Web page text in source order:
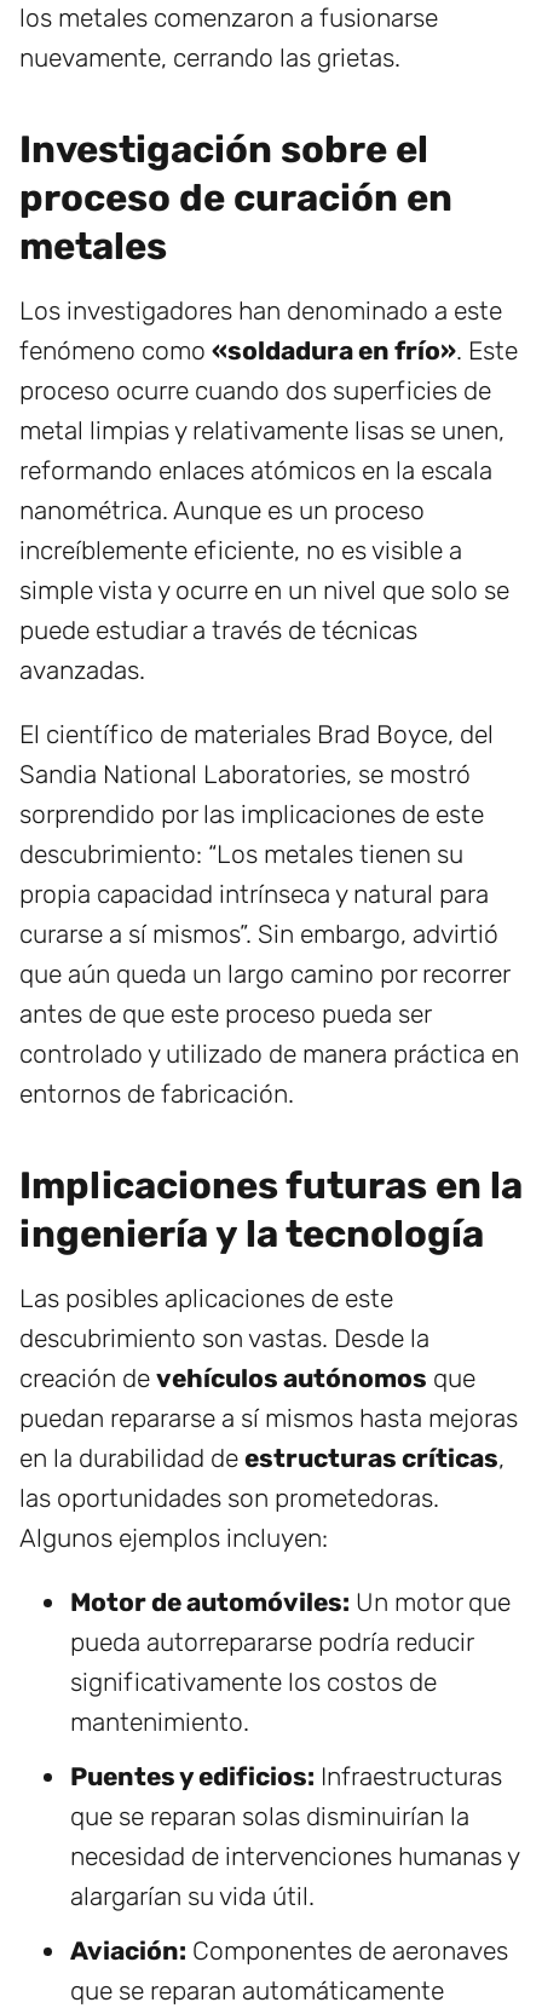
los metales comenzaron a fusionarse
nuevamente, cerrando las grietas.
Investigación sobre el
proceso de curación en
metales
Los investigadores han denominado a este
fenómeno como «soldadura en frío». Este
proceso ocurre cuando dos superficies de
metal limpias y relativamente lisas se unen,
reformando enlaces atómicos en la escala
nanométrica. Aunque es un proceso
increíblemente eficiente, no es visible a
simple vista y ocurre en un nivel que solo se
puede estudiar a través de técnicas
avanzadas.
El científico de materiales Brad Boyce, del
Sandia National Laboratories, se mostró
sorprendido por las implicaciones de este
descubrimiento: “Los metales tienen su
propia capacidad intrínseca y natural para
curarse a sí mismos”. Sin embargo, advirtió
que aún queda un largo camino por recorrer
antes de que este proceso pueda ser
controlado y utilizado de manera práctica en
entornos de fabricación.
Implicaciones futuras en la
ingeniería y la tecnología
Las posibles aplicaciones de este
descubrimiento son vastas. Desde la
creación de vehículos autónomos que
puedan repararse a sí mismos hasta mejoras
en la durabilidad de estructuras críticas,
las oportunidades son prometedoras.
Algunos ejemplos incluyen:
Motor de automóviles: Un motor que
pueda autorrepararse podría reducir
significativamente los costos de
mantenimiento.
Puentes y edificios: Infraestructuras
que se reparan solas disminuirían la
necesidad de intervenciones humanas y
alargarían su vida útil.
Aviación: Componentes de aeronaves
que se reparan automáticamente